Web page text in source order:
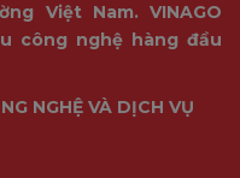
Việt Nam. VINAGO
công nghệ hàng đầu
NGHỆ VÀ DỊCH VỤ